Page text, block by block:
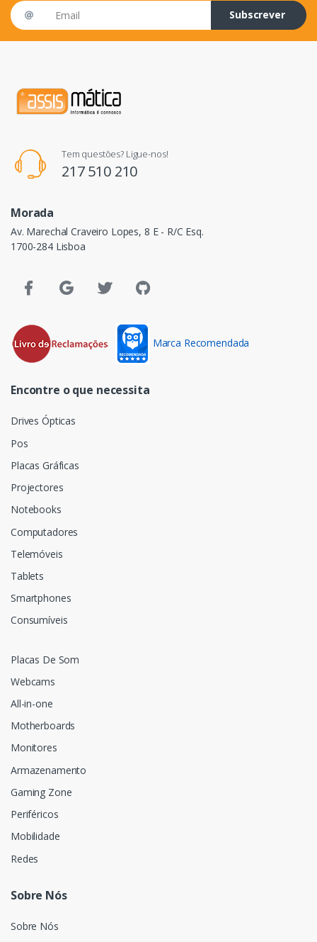
Email address
Subscrever
Tem questões? Ligue-nos!
217 510 210
Morada
Av. Marechal Craveiro Lopes, 8 E - R/C Esq.
1700-284 Lisboa
Marca Recomendada
Encontre o que necessita
Drives Ópticas
Pos
Placas Gráficas
Projectores
Notebooks
Computadores
Telemóveis
Tablets
Smartphones
Consumíveis
Placas De Som
Webcams
All-in-one
Motherboards
Monitores
Armazenamento
Gaming Zone
Periféricos
Mobilidade
Redes
Sobre Nós
Sobre Nós